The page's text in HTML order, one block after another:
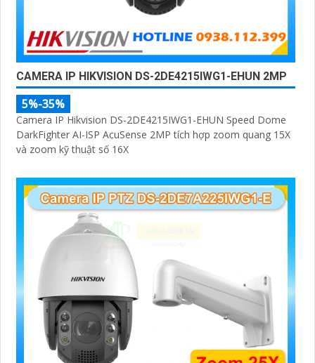
CAMERA IP HIKVISION DS-2DE4215IWG1-EHUN 2MP
5%-35%
Camera IP Hikvision DS-2DE4215IWG1-EHUN Speed Dome
DarkFighter AI-ISP AcuSense 2MP tích hợp zoom quang 15X
và zoom kỹ thuật số 16X